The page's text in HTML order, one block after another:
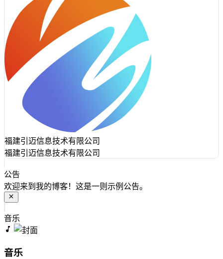
福建引迈信息技术有限公司
福建引迈信息技术有限公司
公告
欢迎来到我的博客！这是一则示例公告。
音乐
音乐